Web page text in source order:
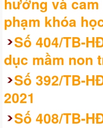
phạm khóa
Số 404/TB-
dục mầm non
Số 392/TB-
2021
Số 408/TB-